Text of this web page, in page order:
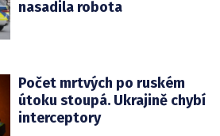
nasadila robota
Počet mrtvých po ruském
útoku stoupá. Ukrajině chybí
interceptory